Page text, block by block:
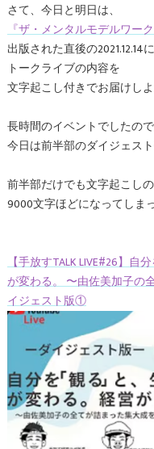
さて、今日と明日は、
『ザ・メンタルモデルワー
出版された直後の2021.12.14
トークライブの内容を
文字起こし付きでお届けしよ
長時間のイベントでしたので
今日は前半部のダイジェス
前半部だけでも文字起こし
9000文字ほどになってしま
【手放すTALK LIVE#26】自
が変わる。 〜由佐美加子の
イジェスト版①